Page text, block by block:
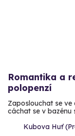
Romantika a
polopenzí
Zaposlouchat se
cáchat se v bazénu
Kubova Huť